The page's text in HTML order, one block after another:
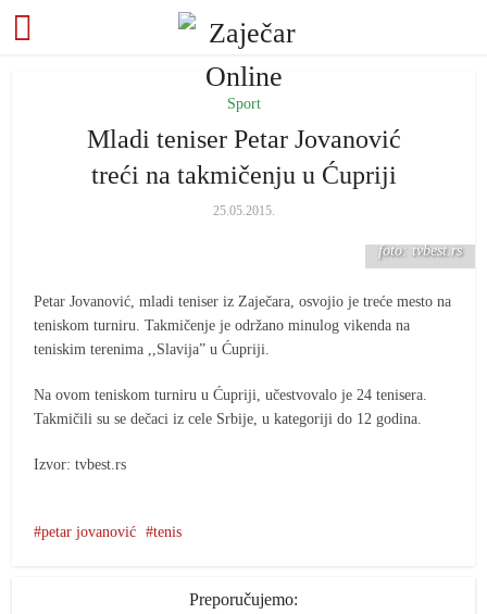
Sport
Mladi teniser Petar Jovanović
treći na takmičenju u Ćupriji
25.05.2015.
foto: tvbest.rs
Petar Jovanović, mladi teniser iz Zaječara, osvojio je treće mesto na
teniskom turniru. Takmičenje je održano minulog vikenda na
teniskim terenima ,,Slavija” u Ćupriji.
Na ovom teniskom turniru u Ćupriji, učestvovalo je 24 tenisera.
Takmičili su se dečaci iz cele Srbije, u kategoriji do 12 godina.
Izvor: tvbest.rs
petar jovanović tenis
Preporučujemo: